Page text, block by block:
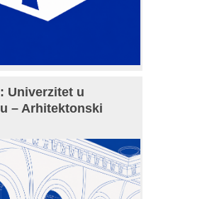
Univerzitet u
– Arhitektonski